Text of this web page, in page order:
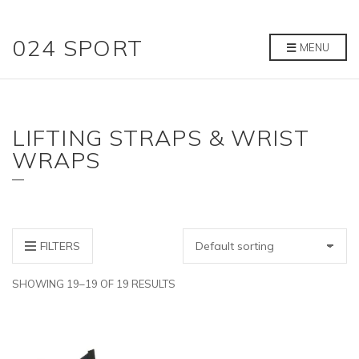
024 SPORT MENU
LIFTING STRAPS & WRIST
WRAPS
FILTERS
SHOWING 19–19 OF 19 RESULTS